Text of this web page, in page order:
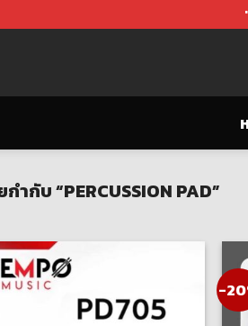
กับ “PERCUSSION PAD”
-